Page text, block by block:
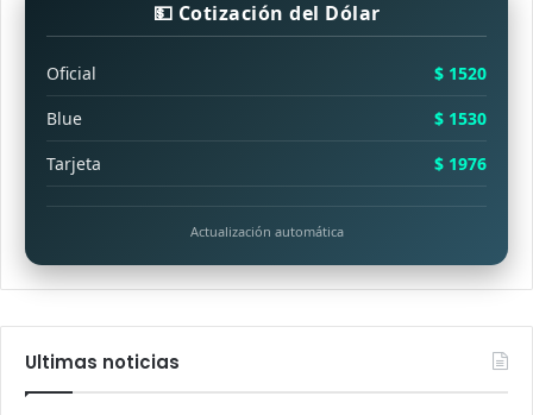
💵 Cotización del Dólar
Oficial
$ 1520
Blue
$ 1530
Tarjeta
$ 1976
Actualización automática
Ultimas noticias